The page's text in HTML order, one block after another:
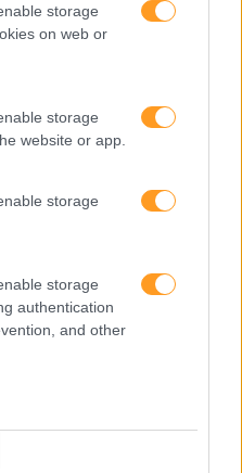
storage
on web or
storage
website or app.
storage
storage
authentication
and other